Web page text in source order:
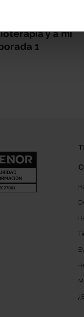
dieron 5
y a mi
1